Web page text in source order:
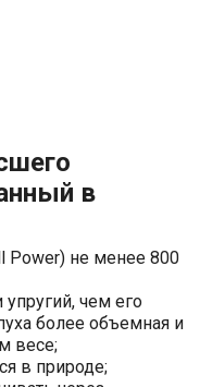
в
Power) не менее 800
чем его
более объемная и
весе;
в природе;